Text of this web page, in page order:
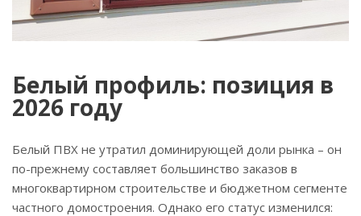
Белый профиль: позиция в
2026 году
Белый ПВХ не утратил доминирующей доли рынка – он
по-прежнему составляет большинство заказов в
многоквартирном строительстве и бюджетном сегменте
частного домостроения. Однако его статус изменился: